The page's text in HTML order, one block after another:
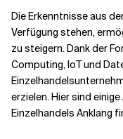
Die Erkenntnisse aus
Verfügung stehen,
zu steigern. Dank der
Computing, IoT und
erzielen. Hier sind
Einzelhandels Anklang